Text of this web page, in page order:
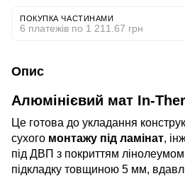
ПОКУПКА ЧАСТИНАМИ
6 платежів по 1 211.67 грн
Опис
Алюмінієвий мат In-
Це готова до укладання
сухого монтажу під ламінат,
під ДВП з покриттям
підкладку товщиною 5 мм,